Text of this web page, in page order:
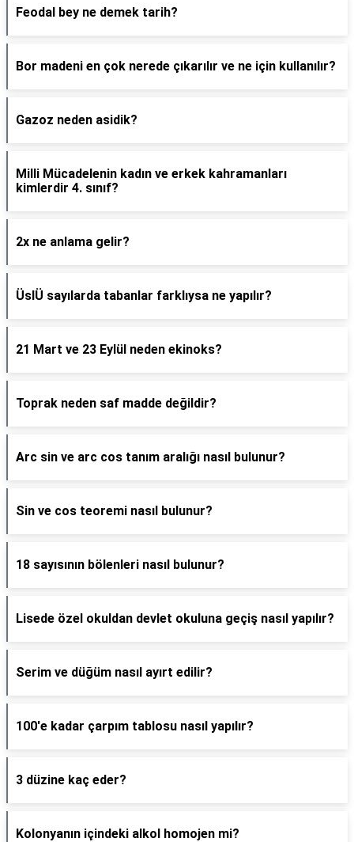
Feodal bey ne demek tarih?
Bor madeni en çok nerede çıkarılır ve ne için kullanılır?
Gazoz neden asidik?
Milli Mücadelenin kadın ve erkek kahramanları
kimlerdir 4. sınıf?
2x ne anlama gelir?
ÜslÜ sayılarda tabanlar farklıysa ne yapılır?
21 Mart ve 23 Eylül neden ekinoks?
Toprak neden saf madde değildir?
Arc sin ve arc cos tanım aralığı nasıl bulunur?
Sin ve cos teoremi nasıl bulunur?
18 sayısının bölenleri nasıl bulunur?
Lisede özel okuldan devlet okuluna geçiş nasıl yapılır?
Serim ve düğüm nasıl ayırt edilir?
100'e kadar çarpım tablosu nasıl yapılır?
3 düzine kaç eder?
Kolonyanın içindeki alkol homojen mi?